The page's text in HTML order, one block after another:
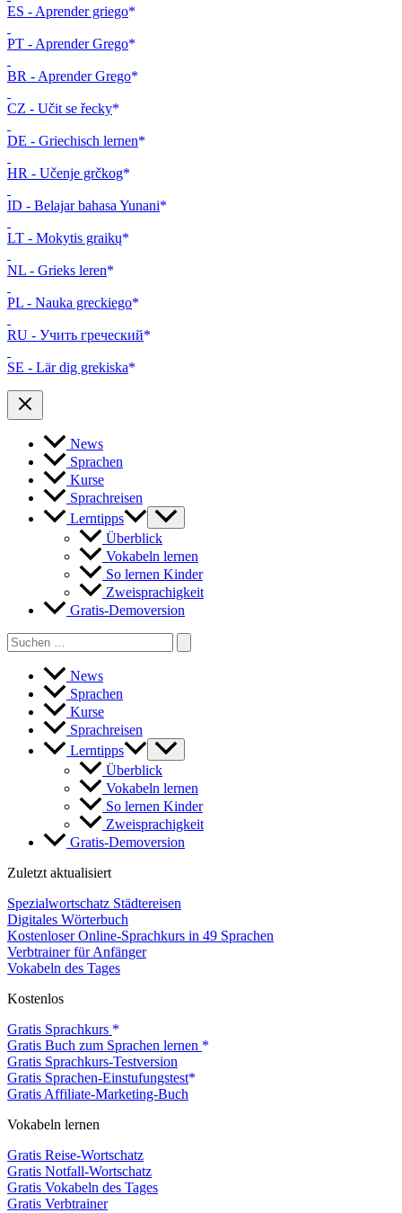
ES - Aprender griego
PT - Aprender Grego
BR - Aprender Grego
CZ - Učit se řecky
DE - Griechisch lernen
HR - Učenje grčkog
ID - Belajar bahasa Yunani
LT - Mokytis graikų
NL - Grieks leren
PL - Nauka greckiego
RU - Учить греческий
SE - Lär dig grekiska
News
Sprachen
Kurse
Sprachreisen
Lerntipps
Überblick
Vokabeln lernen
So lernen Kinder
Zweisprachigkeit
Gratis-Demoversion
Search
for:
News
Sprachen
Kurse
Sprachreisen
Lerntipps
Überblick
Vokabeln lernen
So lernen Kinder
Zweisprachigkeit
Gratis-Demoversion
Zuletzt aktualisiert
Spezialwortschatz Städtereisen
Digitales Wörterbuch
Kostenloser Online-Sprachkurs in 49 Sprachen
Verbtrainer für Anfänger
Vokabeln des Tages
Kostenlos
Gratis Sprachkurs
Gratis Buch zum Sprachen lernen
Gratis Sprachkurs-Testversion
Gratis Sprachen-Einstufungstest
Gratis Affiliate-Marketing-Buch
Vokabeln lernen
Gratis Reise-Wortschatz
Gratis Notfall-Wortschatz
Gratis Vokabeln des Tages
Gratis Verbtrainer